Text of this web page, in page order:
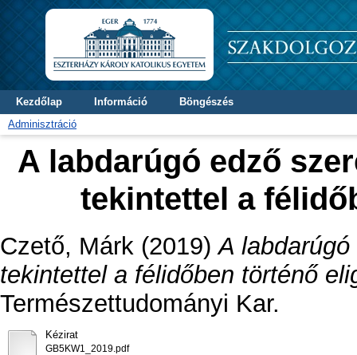
Kezdőlap Információ
Böngészés
Adminisztráció
A labdarúgó edző
tekintettel a
Czető, Márk (2019)A
tekintettel a félidőben történő
Természettudományi Kar.
Kézirat
GB5KW1_2019.pdf